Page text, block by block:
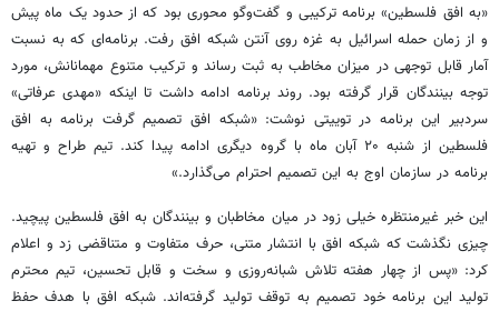
«به افق فلسطین» برنامه ترکیبی و گفت‌وگو محوری بود که از حدود یک ماه پیش
و از زمان حمله اسرائیل به غزه روی آنتن شبکه افق رفت. برنامه‌ای که به نسبت
آمار قابل توجهی در میزان مخاطب به ثبت رساند و ترکیب متنوع مهمانانش، مورد
توجه بینندگان قرار گرفته بود. روند برنامه ادامه داشت تا اینکه «مهدی عرفاتی»
سردبیر این برنامه در توییتی نوشت: «شبکه افق تصمیم گرفت برنامه به افق
فلسطین از شنبه ۲۰ آبان ماه با گروه دیگری ادامه پیدا کند. تیم طراح و تهیه
برنامه در سازمان اوج به این تصمیم احترام می‌گذارد.»
این خبر غیرمنتظره خیلی زود در میان مخاطبان و بینندگان به افق فلسطین پیچید.
چیزی نگذشت که شبکه افق با انتشار متنی، حرف متفاوت و متناقضی زد و اعلام
کرد: «پس از چهار هفته تلاش شبانه‌روزی و سخت و قابل تحسین، تیم محترم
تولید این برنامه خود تصمیم به توقف تولید گرفته‌اند. شبکه افق با هدف حفظ